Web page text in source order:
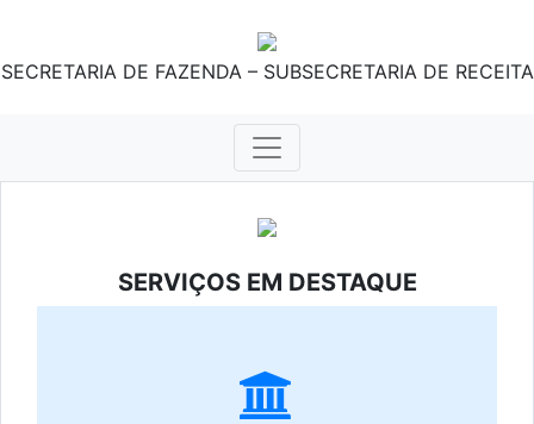
SECRETARIA DE FAZENDA – SUBSECRETARIA DE RECEITA
SERVIÇOS EM DESTAQUE